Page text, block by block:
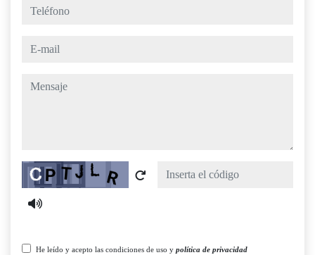
teléfono
e-mail
mensaje
Captcha
He leído y acepto las condiciones de uso y política de privacidad